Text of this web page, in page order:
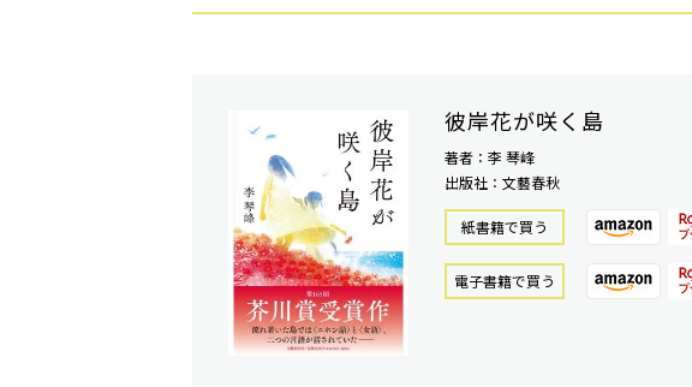
彼岸花が咲く島
著者：李 琴峰
出版社：文藝春秋
紙書籍で買う
電⼦書籍で買う